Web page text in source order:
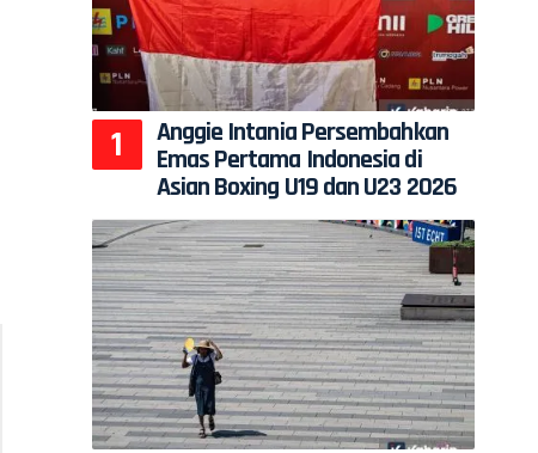
Anggie Intania Persembahkan
Emas Pertama Indonesia di
Asian Boxing U19 dan U23 2026